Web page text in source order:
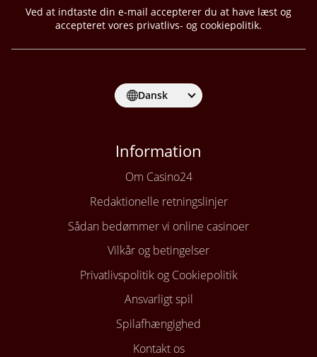
Ved at indtaste din e-mail accepterer du at have læst og
accepteret vores privatlivs- og cookiepolitik.
Dansk
Information
Om Casino24
Redaktionelle retningslinjer
Sådan bedømmer vi online casinoer
Vilkår og betingelser
Privatlivspolitik og Cookiepolitik
Ansvarligt spil
Spilafhængighed
Kontakt os